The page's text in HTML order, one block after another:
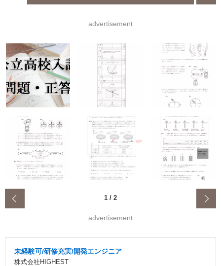
advertisement
1 / 2
advertisement
未経験可/研修充実/開発エンジニア
株式会社HIGHEST